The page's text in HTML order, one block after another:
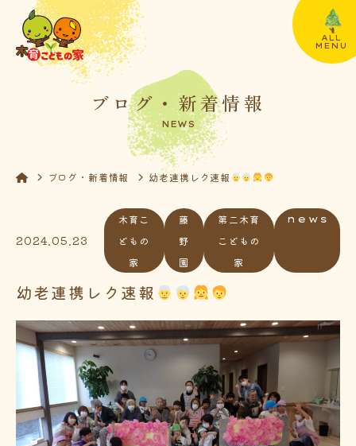
ALL
MENU
ブログ・新着情報
NEWS
ブログ・新着情報 幼老連携レク速報
2024.05.23
木育こ
どもの
家
藤
野
園
第二木育
こどもの
家
news
幼老連携レク速報